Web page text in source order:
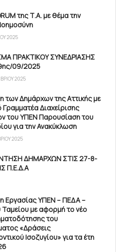
της Τ.Α. με θέμα την
2025
ΠΡΑΚΤΙΚΟΥ ΣΥΝΕΔΡΙΑΣΗΣ
09/2025
2025
των Δημάρχων της Αττικής με
Γραμματέα Διαχείρισης
του ΥΠΕΝ Παρουσίαση του
για την Ανακύκλωση
2025
ΔΗΜΑΡΧΩΝ ΣΤΙΣ 27-8-
Π.Ε.Δ.Α
Εργασίας ΥΠΕΝ – ΠΕΔΑ –
με αφορμή το νέο
του
«Δράσεις
Ισοζυγίου» για τα έτη